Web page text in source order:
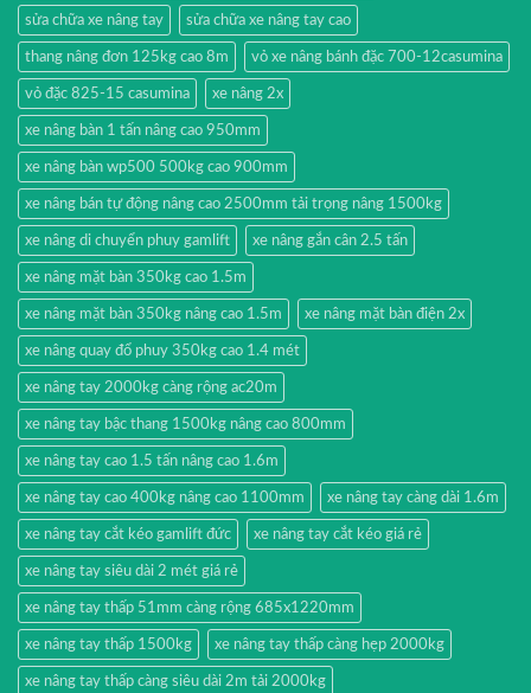
sửa chữa xe nâng tay sửa chữa xe nâng tay cao
thang nâng đơn 125kg cao 8m vỏ xe nâng bánh đặc 700-12casumina
vỏ đặc 825-15 casumina xe nâng 2x
xe nâng bàn 1 tấn nâng cao 950mm
xe nâng bàn wp500 500kg cao 900mm
xe nâng bán tự động nâng cao 2500mm tải trọng nâng 1500kg
xe nâng di chuyển phuy gamlift xe nâng gắn cân 2.5 tấn
xe nâng mặt bàn 350kg cao 1.5m
xe nâng mặt bàn 350kg nâng cao 1.5m xe nâng mặt bàn điện 2x
xe nâng quay đổ phuy 350kg cao 1.4 mét
xe nâng tay 2000kg càng rộng ac20m
xe nâng tay bậc thang 1500kg nâng cao 800mm
xe nâng tay cao 1.5 tấn nâng cao 1.6m
xe nâng tay cao 400kg nâng cao 1100mm xe nâng tay càng dài 1.6m
xe nâng tay cắt kéo gamlift đức xe nâng tay cắt kéo giá rẻ
xe nâng tay siêu dài 2 mét giá rẻ
xe nâng tay thấp 51mm càng rộng 685x1220mm
xe nâng tay thấp 1500kg xe nâng tay thấp càng hẹp 2000kg
xe nâng tay thấp càng siêu dài 2m tải 2000kg